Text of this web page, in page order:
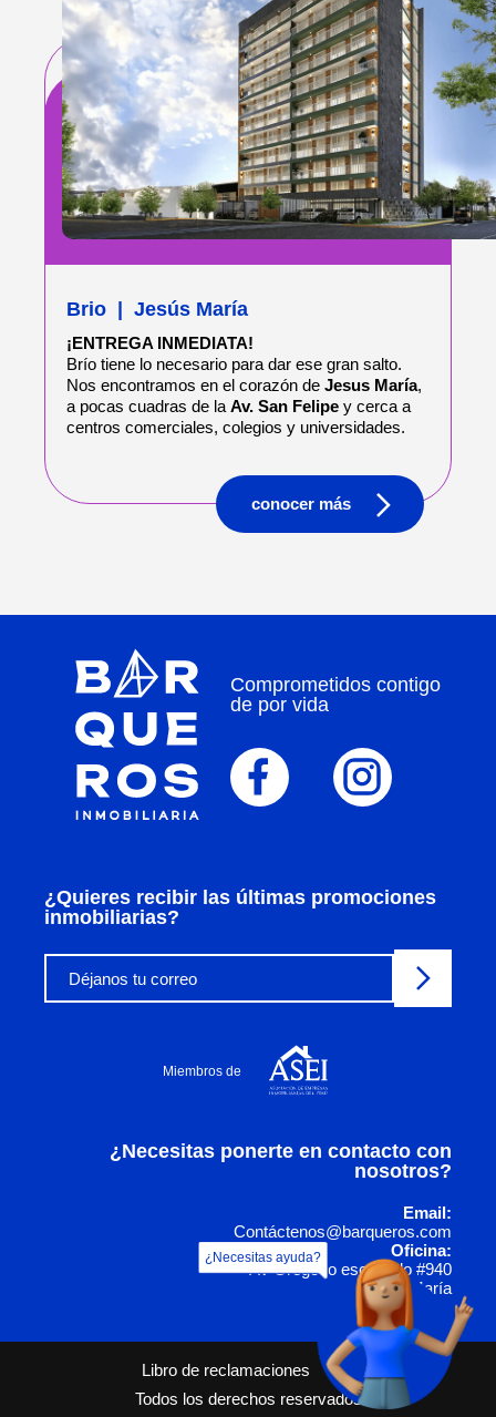
¿Necesitas ayuda?
Brio | Jesús María
¡ENTREGA INMEDIATA!
Brío tiene lo necesario para dar ese gran salto.
Nos encontramos en el corazón deJesus María,
a pocas cuadras de laAv. San Felipe y cerca a
centros comerciales, colegios y universidades.
conocer más
Comprometidos contigo
de por vida
¿Quieres recibir las últimas promociones
inmobiliarias?
Miembros de
¿Necesitas ponerte en contacto con
nosotros?
Email:
Contáctenos@barqueros.com
Oficina:
Av Gregorio escobedo #940
Jesús María
Libro de reclamaciones
Todos los derechos reservados